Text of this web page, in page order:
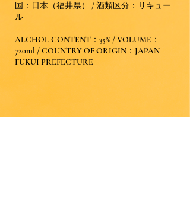
国：日本（福井県）​ / 酒類区分：リキュー
ル
ALCHOL CONTENT：35% / VOLUME：
720ml / COUNTRY OF ORIGIN：JAPAN
FUKUI PREFECTURE​